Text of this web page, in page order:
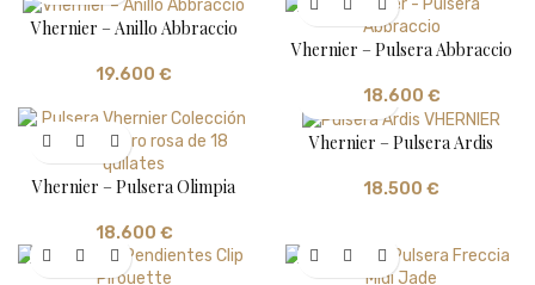
Vhernier – Anillo Abbraccio
19.600 €
Vhernier – Pulsera Abbraccio
18.600 €
Vhernier – Pulsera Olimpia
18.600 €
Vhernier – Pulsera Ardis
18.500 €